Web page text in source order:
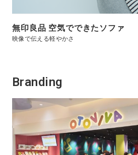
無印良品 空気でできたソファ
映像で伝える軽やかさ
Branding